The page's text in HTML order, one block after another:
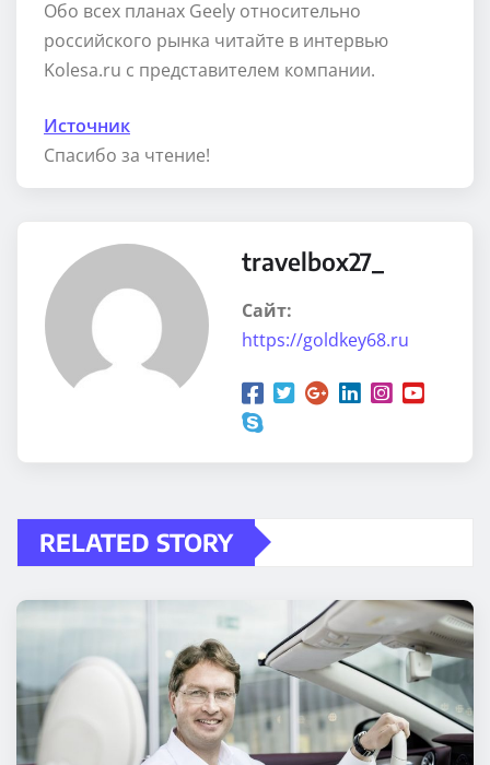
Обо всех планах Geely относительно
российского рынка читайте в интервью
Kolesa.ru с представителем компании.
Источник
Спасибо за чтение!
travelbox27_
Сайт:
https://goldkey68.ru
RELATED STORY